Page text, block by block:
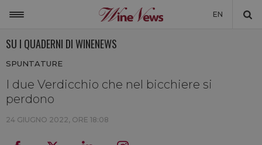
EN
NON SOLO VINO
SU I QUADERNI DI WINENEWS
SPUNTATURE
I due Verdicchio che nel bicchiere si
perdono
24 GIUGNO 2022, ORE 18:08